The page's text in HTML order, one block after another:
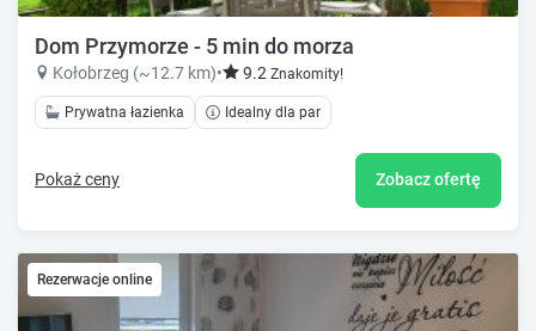
Dom Przymorze - 5 min do morza
Kołobrzeg (~12.7 km)• 9.2 Znakomity!
Prywatna łazienka Idealny dla par
Pokaż ceny Zobacz ofertę
Rezerwacje online